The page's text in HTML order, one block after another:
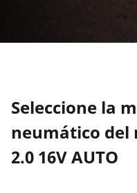
Seleccione la
neumático del
2.0 16V AUTO